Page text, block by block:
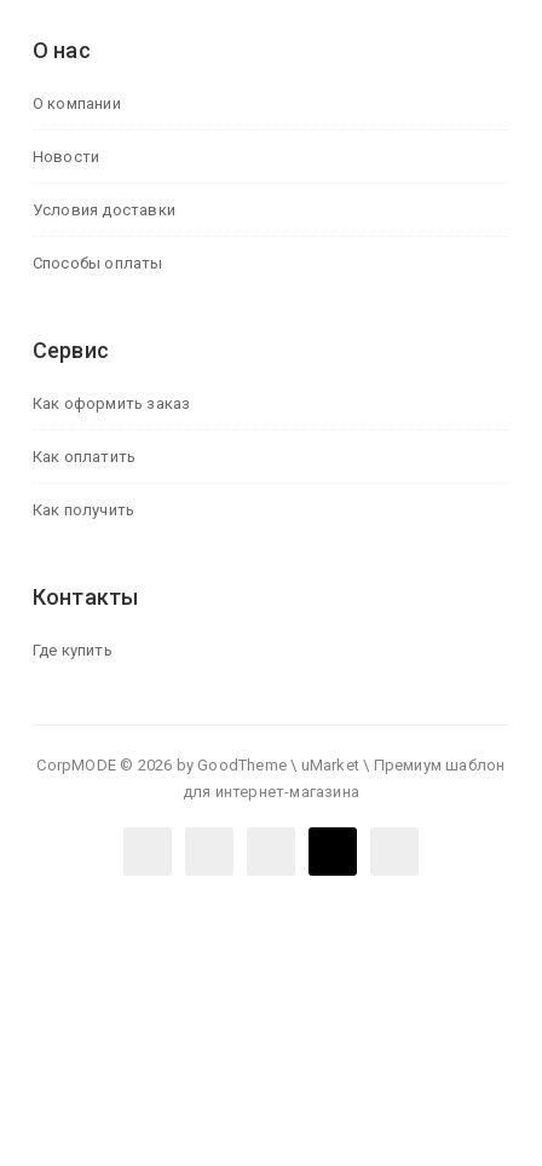
О нас
О компании
Новости
Условия доставки
Способы оплаты
Сервис
Как оформить заказ
Как оплатить
Как получить
Контакты
Где купить
CorpMODE © 2026 by GoodTheme \ uMarket \ Премиум шаблон
для интернет-магазина